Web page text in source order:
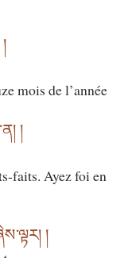
mois de l’année
།
faits. Ayez foi en
།